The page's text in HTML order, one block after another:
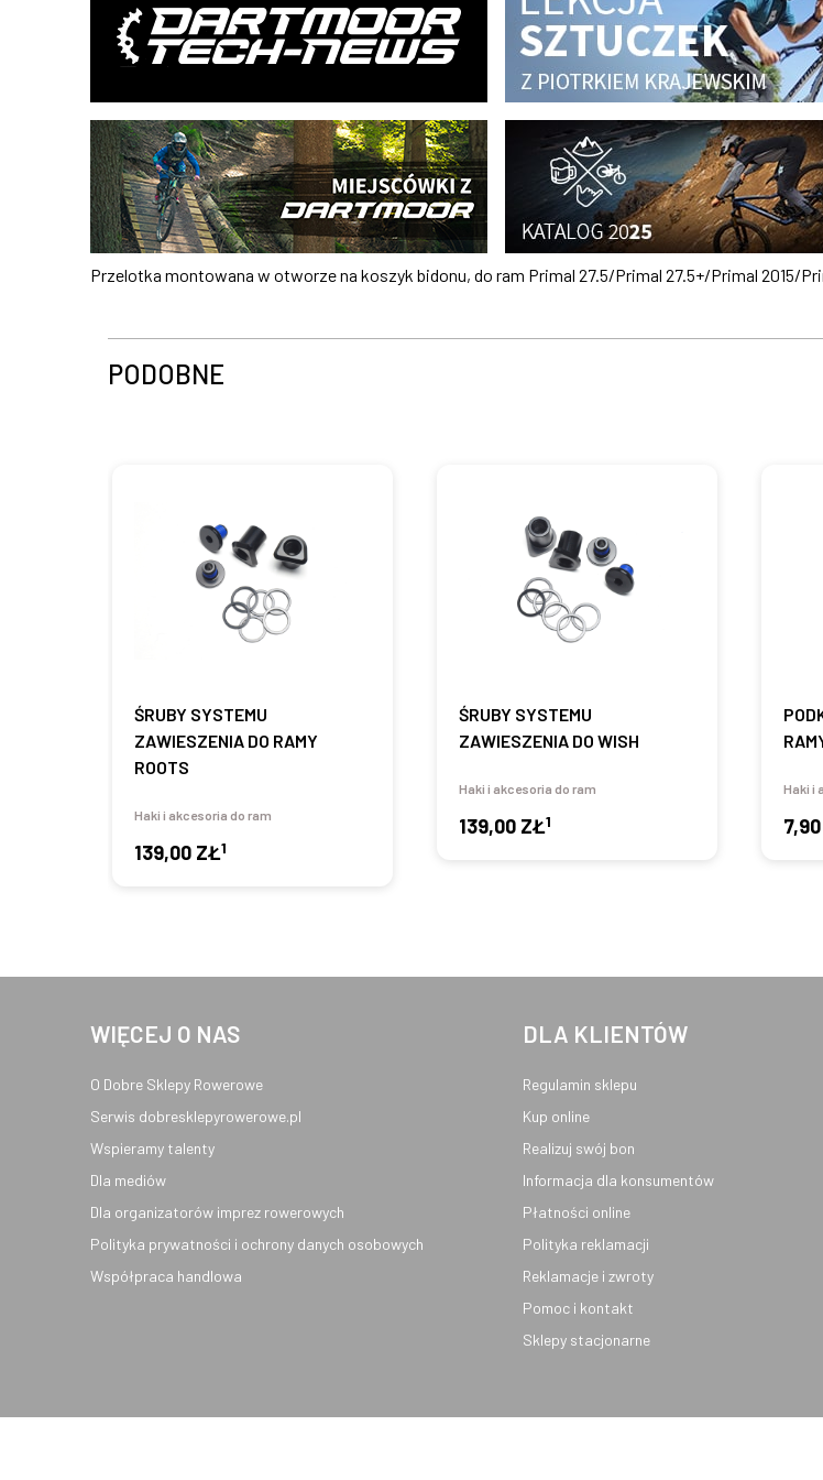
Przelotka montowana w otworze na koszyk bidonu, do ram Primal 27.5/Primal 27.5+/Primal 2015/
PODOBNE
ŚRUBY SYSTEMU
ZAWIESZENIA DO RAMY
ROOTS
Haki i akcesoria do ram
139,00 ZŁ1
ŚRUBY SYSTEMU
ZAWIESZENIA DO WISH
Haki i akcesoria do ram
139,00 ZŁ1
Haki i
WIĘCEJ O NAS
O Dobre Sklepy Rowerowe
Serwis dobresklepyrowerowe.pl
Wspieramy talenty
Dla mediów
Dla organizatorów imprez rowerowych
Polityka prywatności i ochrony danych osobowych
Współpraca handlowa
DLA KLIENTÓW
Regulamin sklepu
Kup online
Realizuj swój bon
Informacja dla konsumentów
Płatności online
Polityka reklamacji
Reklamacje i zwroty
Pomoc i kontakt
Sklepy stacjonarne